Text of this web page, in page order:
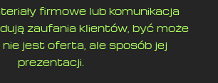
firmowe lub komunikacja
zaufania klientów, być może
jest oferta, ale sposób jej
prezentacji.